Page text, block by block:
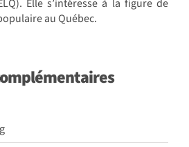
Elle s’intéresse à la figure de
au Québec.